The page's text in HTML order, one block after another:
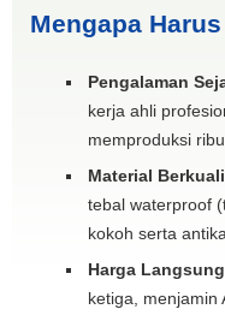
Mengapa
Pengalaman
kerja ahli
memproduksi
Material
tebal waterproof
kokoh serta
Harga
ketiga, menjamin